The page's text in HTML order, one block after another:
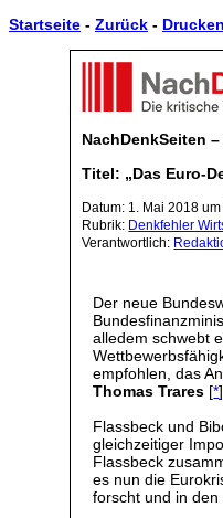
Startseite - Zurück - Drucken
NachDenkSeiten
Titel: „Das Euro-
Datum: 1. Mai 2018
Rubrik: Denkfehler
Verantwortlich:
Der neue
alledem schwebt
empfohlen, das
Thomas Trares [*]
Flassbeck und
gleichzeitiger
Flassbeck
es nun die
forscht und in